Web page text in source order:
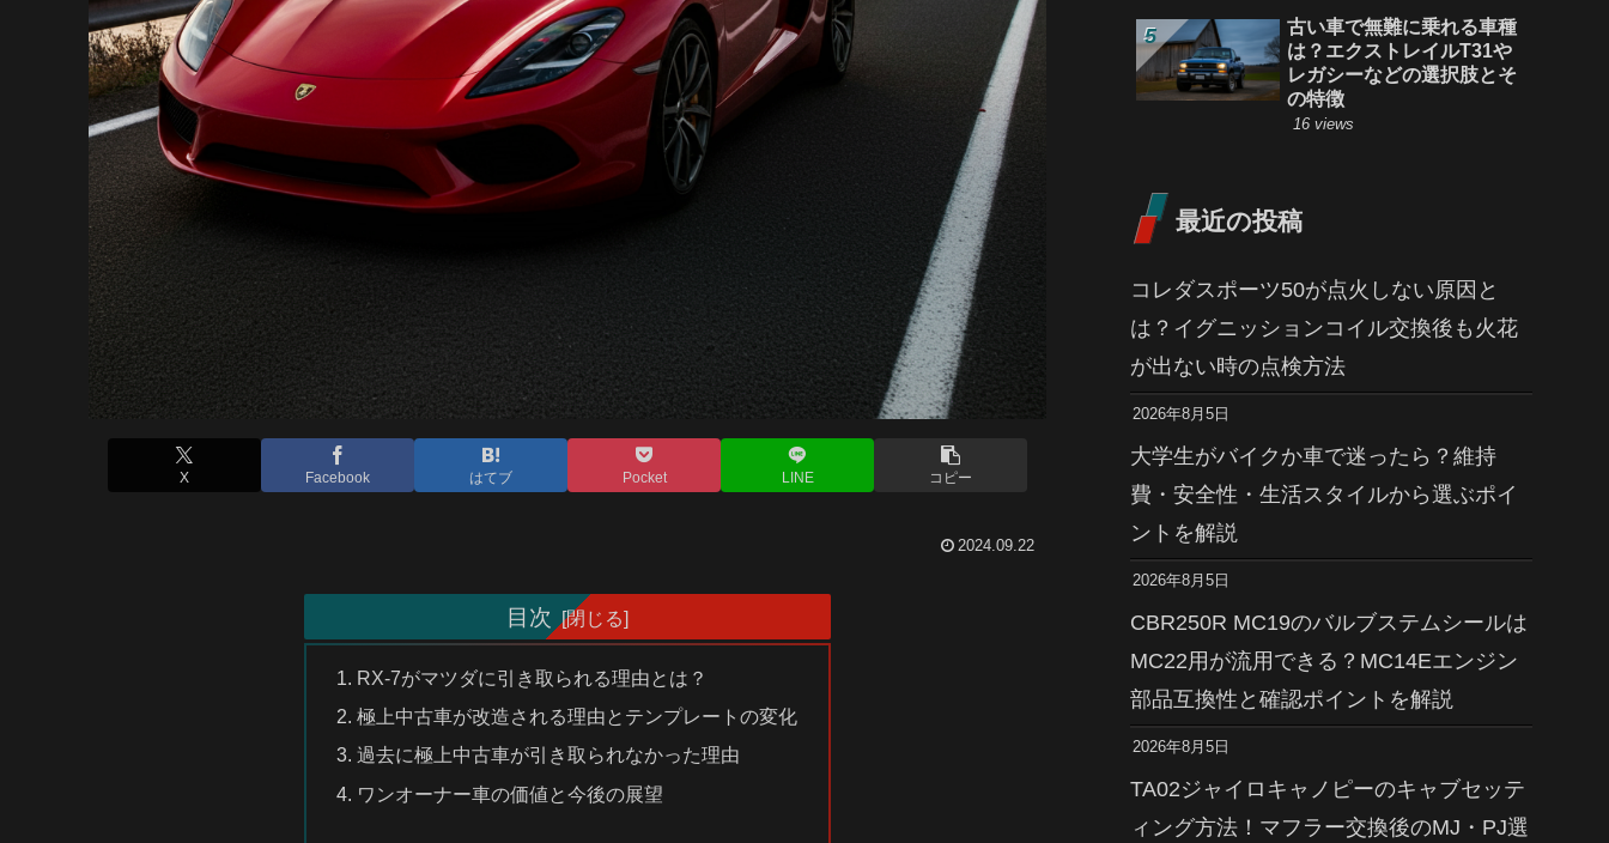
X Facebook はてブ Pocket LINE コピー
2024.09.22
目次
RX-7がマツダに引き取られる理由とは？
極上中古車が改造される理由とテンプレートの変化
過去に極上中古車が引き取られなかった理由
ワンオーナー車の価値と今後の展望
古い車で無難に乗れる車種
は？エクストレイルT31や
レガシーなどの選択肢とそ
の特徴
16 views
最近の投稿
コレダスポーツ50が点火しない原因と
は？イグニッションコイル交換後も火花
が出ない時の点検方法
2026年8月5日
大学生がバイクか車で迷ったら？維持
費・安全性・生活スタイルから選ぶポイ
ントを解説
2026年8月5日
CBR250R MC19のバルブステムシールは
MC22用が流用できる？MC14Eエンジン
部品互換性と確認ポイントを解説
2026年8月5日
TA02ジャイロキャノピーのキャブセッテ
ィング方法！マフラー交換後のMJ・PJ選